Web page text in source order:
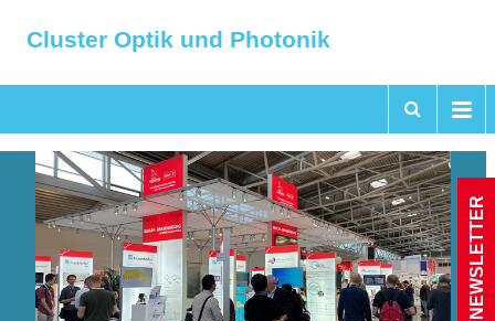
Cluster Optik und Photonik
NEWSLETTER